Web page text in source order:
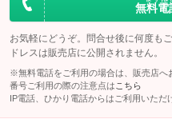
上限金額
保証修理受
付先
ロードサー
ビスの有無
無し
保証 保証無
保証項目 -
修理回数・
上限金額
-
免責金 無し
無料電
お気軽にどうぞ。問合せ後に何度も
ドレスは販売店に公開されません。
※無料電話をご利用の場合は、販売店へ
番号ご利用の際の注意点は こちら
IP電話、ひかり電話からはご利用いただ